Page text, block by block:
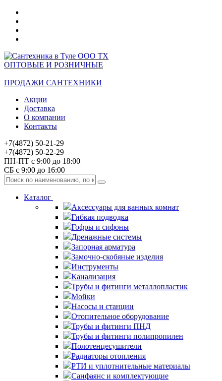
ОПТОВЫЕ И РОЗНИЧНЫЕ
ПРОДАЖИ САНТЕХНИКИ
Акции
Доставка
О компании
Контакты
+7(4872) 50-21-29
+7(4872) 50-22-29
ПН-ПТ с 9:00 до 18:00
СБ с 9:00 до 16:00
Каталог
Аксессуары для ванных комнат
Гибкая подводка
Гофры и сифоны
Дренажные системы
Запорная арматура
Замочно-скобяные изделия
Инструменты
Канализация
Трубы и фитинги металлопластик
Мойки
Насосы и станции
Отопительное оборудование
Трубы и фитинги ПНД
Трубы и фитинги полипропилен
Полотенцесушители
Радиаторы отопления
РТИ и уплотнительные материалы
Санфаянс и комплектующие